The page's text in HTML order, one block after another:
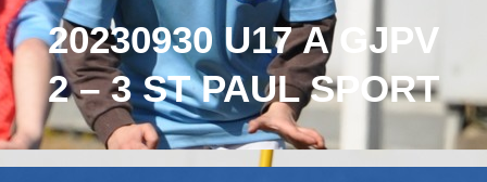
20230930 U17 A GJPV
2 – 3 ST PAUL SPORT